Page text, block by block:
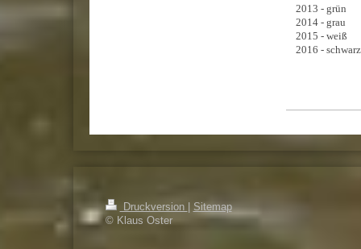
2013 - grün
2014 - grau
2015 - weiß
2016 - schwarz
Druckversion
Sitemap
© Klaus Oster